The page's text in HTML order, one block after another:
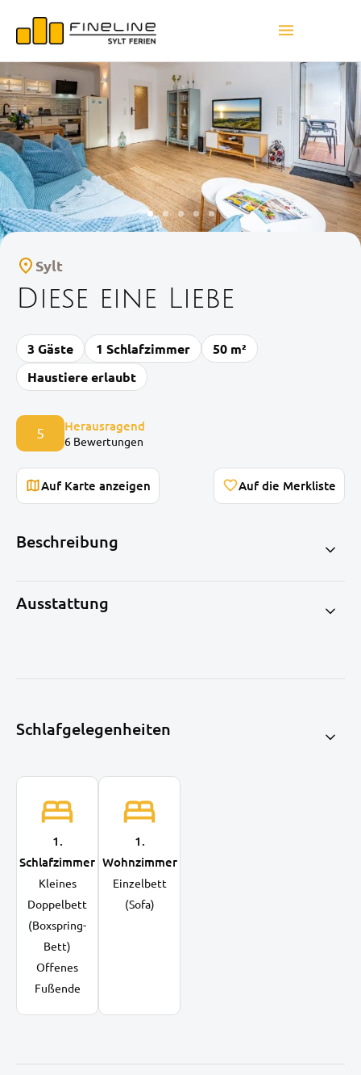
Sylt
Diese eine Liebe
3 Gäste 1 Schlafzimmer
50 m²
Haustiere erlaubt
5 Herausragend
6 Bewertungen
Auf Karte anzeigen
Beschreibung
Ausstattung
Schlafgelegenheiten
1.
Schlafzimmer
Kleines
Doppelbett
(Boxspring-
Bett)
Offenes
Fußende
1.
Wohnzimmer
Einzelbett
(Sofa)